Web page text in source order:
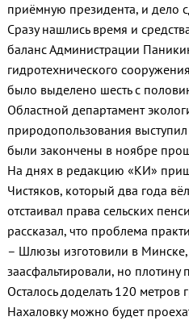
приёмную президента, и дело
Сразу нашлись время и
баланс Администрации
гидротехнического
было выделено шесть с
Областной департамент
природопользования
были закончены в ноябре
На днях в редакцию «КИ»
Чистяков, который два года
отстаивал права сельских
рассказал, что проблема
– Шлюзы изготовили в Минске,
заасфальтировали, но
Осталось доделать 120 метров
Нахаловку можно будет